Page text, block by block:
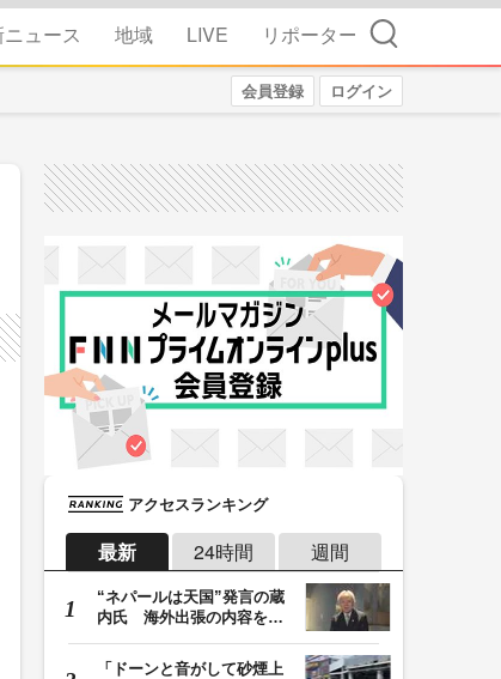
ュース 地域 LIVE リポーター 検索
会員登録 ログイン
アクセスランキング
最新 24時間 週間
“ネパールは天国”発言の蔵
内氏 海外出張の内容を説
「ドーンと音がして砂煙上